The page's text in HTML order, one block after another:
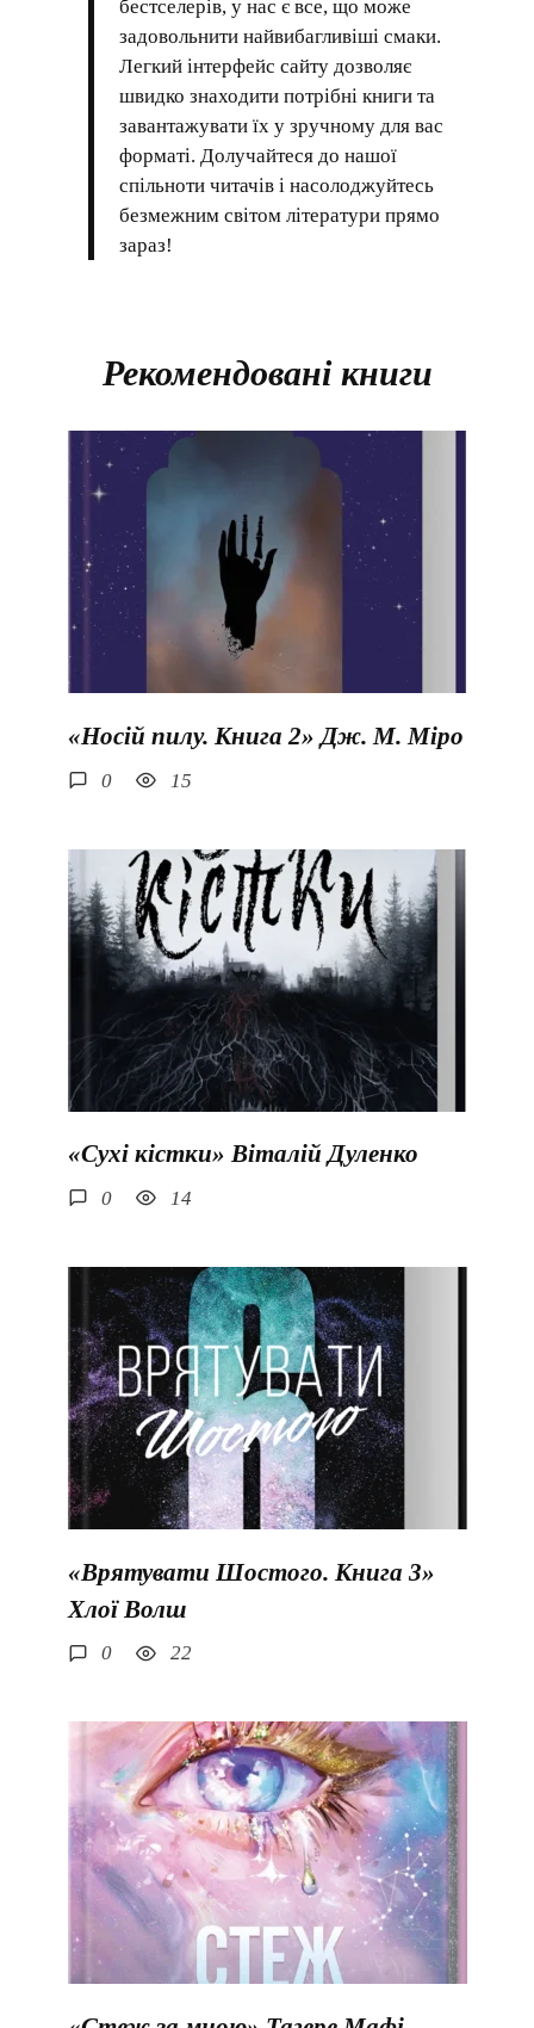
бестселерів, у нас є все, що може
задовольнити найвибагливіші смаки.
Легкий інтерфейс сайту дозволяє
швидко знаходити потрібні книги та
завантажувати їх у зручному для вас
форматі. Долучайтеся до нашої
спільноти читачів і насолоджуйтесь
безмежним світом літератури прямо
зараз!
Рекомендовані книги
«Носій пилу. Книга 2» Дж. М. Міро
0 15
«Сухі кістки» Віталій Дуленко
0 14
«Врятувати Шостого. Книга 3»
Хлої Волш
0 22